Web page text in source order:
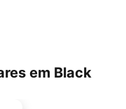
em Black